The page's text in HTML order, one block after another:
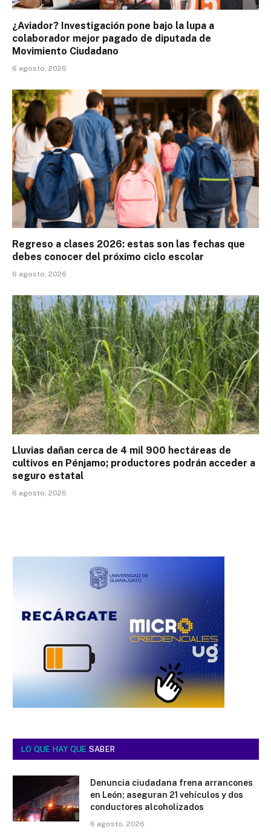
¿Aviador? Investigación pone bajo la lupa a
colaborador mejor pagado de diputada de
Movimiento Ciudadano
6 agosto, 2026
Regreso a clases 2026: estas son las fechas que
debes conocer del próximo ciclo escolar
6 agosto, 2026
Lluvias dañan cerca de 4 mil 900 hectáreas de
cultivos en Pénjamo; productores podrán acceder a
seguro estatal
6 agosto, 2026
LO QUE HAY QUE SABER
Denuncia ciudadana frena arrancones
en León; aseguran 21 vehículos y dos
conductores alcoholizados
6 agosto, 2026